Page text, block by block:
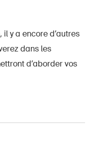
y a encore d’autres
dans les
d’aborder vos